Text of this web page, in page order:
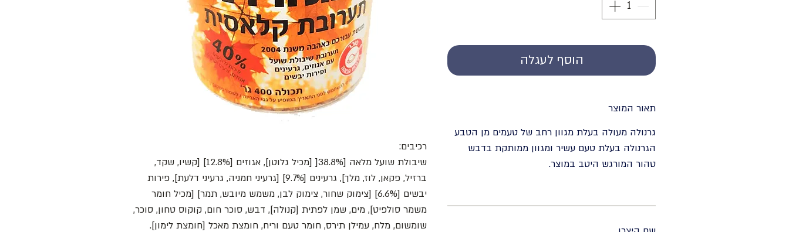
רכיבים:
שיבולת שועל מלאה [38.8%[ [מכיל גלוטן], אגוזים [12.8%] [קשיו, שקד,
ברזיל, פקאן, לוז, מלך], גרעינים [9.7%] [גרעיני חמניה, גרעיני דלעת], פירות
יבשים [6.6%] [צימוק שחור, צימוק לבן, משמש מיובש, תמר] [מכיל חומר
משמר סולפיט], מים, שמן לפתית [קנולה], דבש, סוכר חום, קוקוס טחון, סוכר,
שומשום, מלח, עמילן תירס, חומר טעם וריח, חומצת מאכל [חומצת לימון].
הוסף לעגלה
תאור המוצר
גרנולה מעולה בעלת מגוון רחב של טעמים מן הטבע
הגרנולה בעלת טעם עשיר ומגוון ממותקת בדבש
טהור המורגש היטב במוצר.